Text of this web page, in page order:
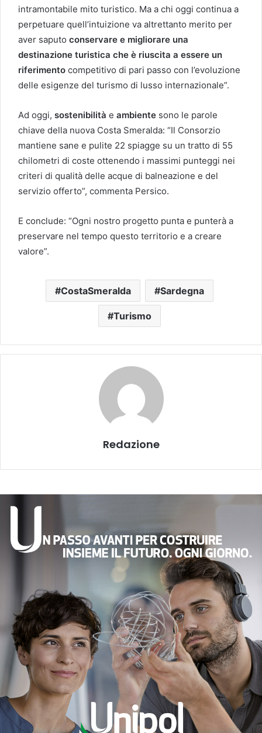
intramontabile mito turistico. Ma a chi oggi continua a
perpetuare quell’intuizione va altrettanto merito per
aver saputo conservare e migliorare una
destinazione turistica che è riuscita a essere un
riferimento competitivo di pari passo con l’evoluzione
delle esigenze del turismo di lusso internazionale”.
Ad oggi, sostenibilità e ambiente sono le parole
chiave della nuova Costa Smeralda: “Il Consorzio
mantiene sane e pulite 22 spiagge su un tratto di 55
chilometri di coste ottenendo i massimi punteggi nei
criteri di qualità delle acque di balneazione e del
servizio offerto”, commenta Persico.
E conclude: “Ogni nostro progetto punta e punterà a
preservare nel tempo questo territorio e a creare
valore”.
CostaSmeralda Sardegna
Turismo
Redazione